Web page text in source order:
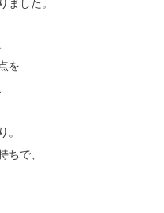
ました。
を
。
ちで、